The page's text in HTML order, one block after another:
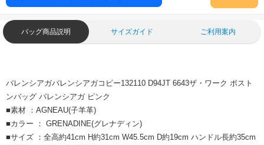
バッグ商品説明 サイズガイド ご利用案内
バレンシアガバレンシアガコピー132110 D94JT 6643ザ・ワーク ボスト
ンバッグ バレンシアガ ピンク
■素材 ：AGNEAU(子羊革)
■カラー ： GRENADINE(グレナディン)
■サイズ ：全高約41cm H約31cm W45.5cm D約19cm ハンドル長約35cm